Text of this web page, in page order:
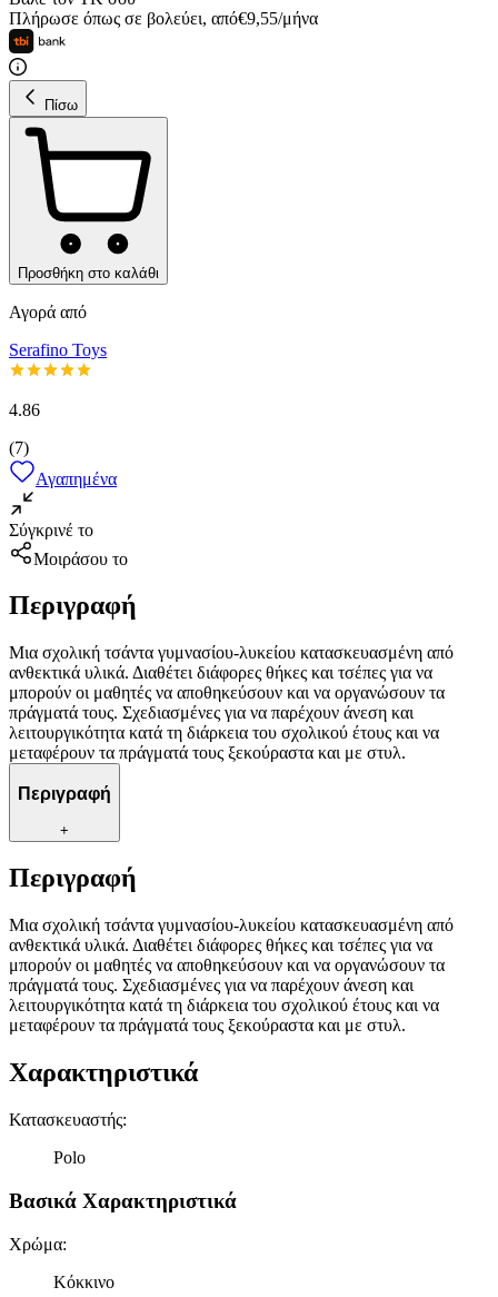
Πλήρωσε όπως σε βολεύει, από€9,55/μήνα
Πίσω
Προσθήκη στο καλάθι
Αγορά από
Serafino Toys
4.86
(7)
Αγαπημένα
Σύγκρινέ το
Μοιράσου το
Περιγραφή
Μια σχολική τσάντα γυμνασίου-λυκείου κατασκευασμένη από
ανθεκτικά υλικά. Διαθέτει διάφορες θήκες και τσέπες για να
μπορούν οι μαθητές να αποθηκεύσουν και να οργανώσουν τα
πράγματά τους. Σχεδιασμένες για να παρέχουν άνεση και
λειτουργικότητα κατά τη διάρκεια του σχολικού έτους και να
μεταφέρουν τα πράγματά τους ξεκούραστα και με στυλ.
Περιγραφή
+
Περιγραφή
Μια σχολική τσάντα γυμνασίου-λυκείου κατασκευασμένη από
ανθεκτικά υλικά. Διαθέτει διάφορες θήκες και τσέπες για να
μπορούν οι μαθητές να αποθηκεύσουν και να οργανώσουν τα
πράγματά τους. Σχεδιασμένες για να παρέχουν άνεση και
λειτουργικότητα κατά τη διάρκεια του σχολικού έτους και να
μεταφέρουν τα πράγματά τους ξεκούραστα και με στυλ.
Χαρακτηριστικά
Κατασκευαστής:
Polo
Βασικά Χαρακτηριστικά
Χρώμα:
Κόκκινο